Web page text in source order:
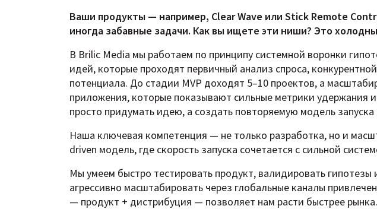
Ваши продукты — например, Clear Wave или Stick Remote
иногда забавные задачи. Как вы ищете эти ниши? Это
В Brilic Media мы работаем по принципу системной воронки
идей, которые проходят первичный анализ спроса,
потенциала. До стадии MVP доходят 5–10 проектов, а
приложения, которые показывают сильные метрики
просто придумать идею, а создать повторяемую модель запуска
Наша ключевая компетенция — не только разработка, но и
driven модель, где скорость запуска сочетается с сильной
Мы умеем быстро тестировать продукт, валидировать
агрессивно масштабировать через глобальные каналы
— продукт + дистрибуция — позволяет нам расти быстрее рынка.